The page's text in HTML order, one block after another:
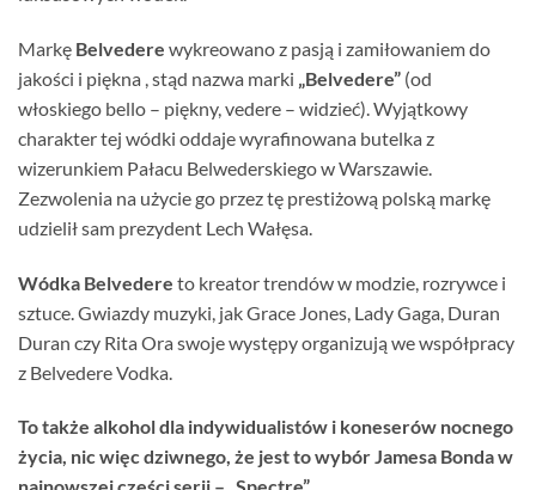
Markę Belvedere wykreowano z pasją i zamiłowaniem do
jakości i piękna , stąd nazwa marki „Belvedere” (od
włoskiego bello – piękny, vedere – widzieć). Wyjątkowy
charakter tej wódki oddaje wyrafinowana butelka z
wizerunkiem Pałacu Belwederskiego w Warszawie.
Zezwolenia na użycie go przez tę prestiżową polską markę
udzielił sam prezydent Lech Wałęsa.
Wódka Belvedere to kreator trendów w modzie, rozrywce i
sztuce. Gwiazdy muzyki, jak Grace Jones, Lady Gaga, Duran
Duran czy Rita Ora swoje występy organizują we współpracy
z Belvedere Vodka.
To także alkohol dla indywidualistów i koneserów nocnego
życia, nic więc dziwnego, że jest to wybór Jamesa Bonda w